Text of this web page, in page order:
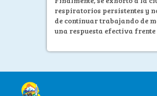
respiratorios persistentes y
de continuar trabajando de
una respuesta efectiva